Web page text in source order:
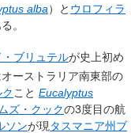
alba）と ウロフィラ
。
ブリュテルが史上初め
ーストラリア南東部の
こと Eucalyptus
ズ・クックの3度目の航
ソンが現 タスマニア州 ブ